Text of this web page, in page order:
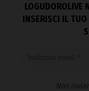
LOGUDOROLIVE
INSERISCI IL
Non